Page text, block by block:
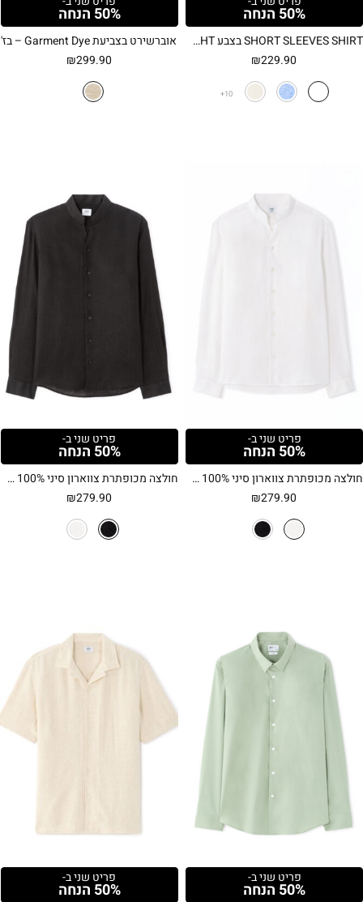
50% הנחה
SHORT SLEEVES SHIRT בצבע YELLOW LIGHT
₪229.90
10
50% הנחה
אוברשירט בצביעת Garment Dye – בז'
₪299.90
פריט שני ב-
50% הנחה
חולצה מכופתרת צווארון סיני 100% פשתן בגזרת Regular – לבן
₪279.90
פריט שני ב-
50% הנחה
חולצה מכופתרת צווארון סיני 100% פשתן בגזרת Regular – שחור
₪279.90
פריט שני ב-
50% הנחה
פריט שני ב-
50% הנחה